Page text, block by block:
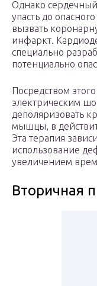
Однако
упасть до
вызвать
инфаркт.
специально
потенциально
Посредством
электрическим
деполяризовать
мышцы, в
Эта терапия
использование
увеличением
Вторичная